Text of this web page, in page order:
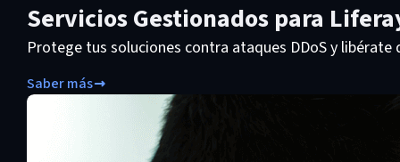
Servicios Gestionados para
Protege tus soluciones contra ataques DDoS y
Saber más